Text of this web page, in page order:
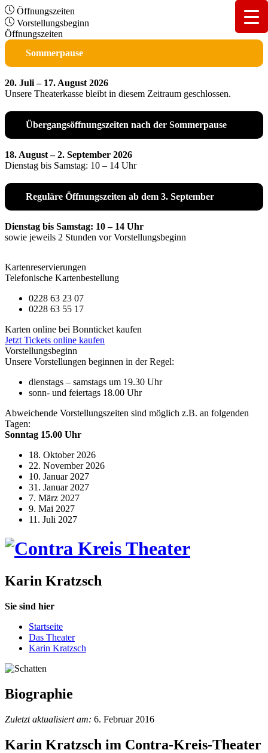
Öffnungszeiten
Vorstellungsbeginn
Öffnungszeiten
Sommerpause
20. Juli – 17. August 2026
Unsere Theaterkasse bleibt in diesem Zeitraum geschlossen.
Übergangsöffnungszeiten nach der Sommerpause
18. August – 2. September 2026
Dienstag bis Samstag: 10 – 14 Uhr
Reguläre Öffnungszeiten ab dem 3. September
Dienstag bis Samstag: 10 – 14 Uhr
sowie jeweils 2 Stunden vor Vorstellungsbeginn
Kartenreservierungen
Telefonische Kartenbestellung
0228 63 23 07
0228 63 55 17
Karten online bei Bonnticket kaufen
Jetzt Tickets online kaufen
Vorstellungsbeginn
Unsere Vorstellungen beginnen in der Regel:
dienstags – samstags um 19.30 Uhr
sonn- und feiertags 18.00 Uhr
Abweichende Vorstellungszeiten sind möglich z.B. an folgenden
Tagen:
Sonntag 15.00 Uhr
18. Oktober 2026
22. November 2026
10. Januar 2027
31. Januar 2027
7. März 2027
9. Mai 2027
11. Juli 2027
Karin Kratzsch
Sie sind hier
Startseite
Das Theater
Karin Kratzsch
Biographie
Zuletzt aktualisiert am: 6. Februar 2016
Karin Kratzsch im Contra-Kreis-Theater